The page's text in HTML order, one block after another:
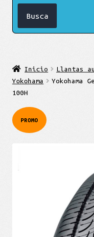
Inicio
Llantas
Yokohama
Yokohama
100H
PROMO